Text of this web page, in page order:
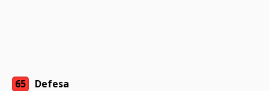
65 Defesa